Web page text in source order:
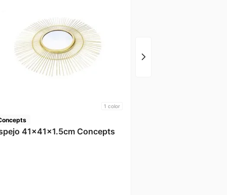
1 color
41x41x1.5cm Concepts